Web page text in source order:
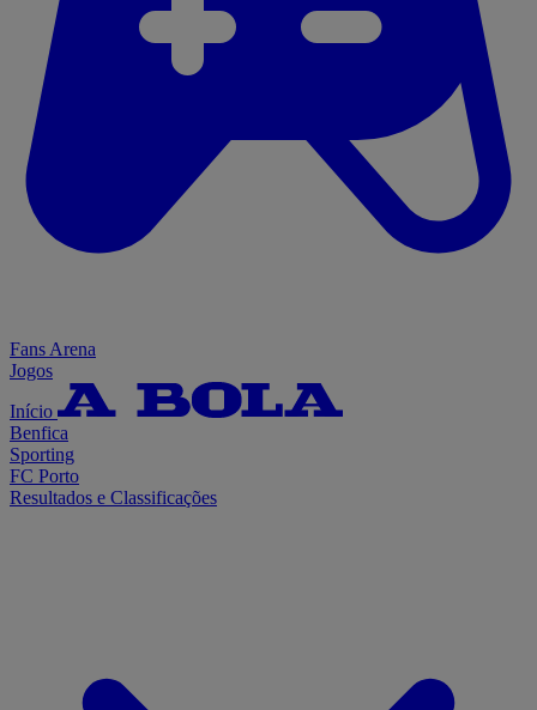
Fans Arena
Jogos
Início
Benfica
Sporting
FC Porto
Resultados e Classificações